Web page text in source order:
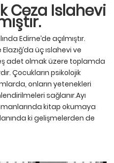
Ceza Islahevi
Edirne’de açılmıştır.
üç ıslahevi ve
adet olmak üzere toplamda
Çocukların psikolojik
onların yetenekleri
sağlanır.Ayı
kitap okumaya
ki gelişmelerden de